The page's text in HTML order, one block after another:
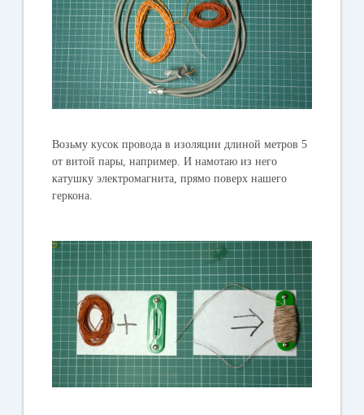
Возьму кусок провода в изоляции длиной метров 5
от витой пары, например. И намотаю из него
катушку электромагнита, прямо поверх нашего
геркона.